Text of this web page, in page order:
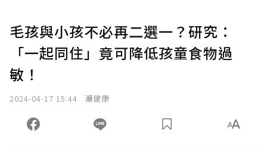
毛孩與小孩不必再二選一？研究：
「一起同住」竟可降低孩童食物過
敏！
2024-04-17 15:44 潮健康